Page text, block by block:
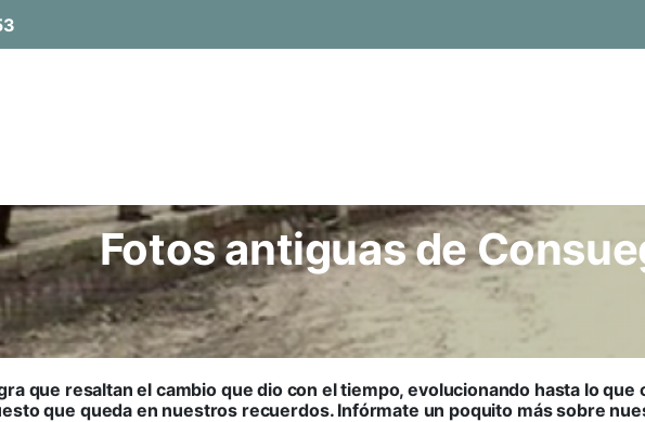
Fotos antiguas de
que resaltan el cambio que dio con el tiempo, evolucionando hasta lo que
que queda en nuestros recuerdos. Infórmate un poquito más sobre